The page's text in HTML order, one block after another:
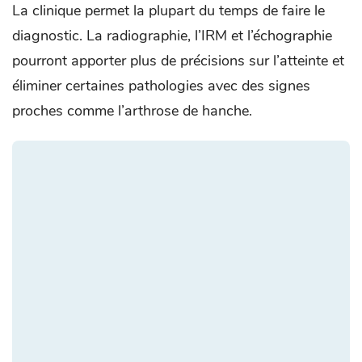
La clinique permet la plupart du temps de faire le
diagnostic. La radiographie, l’IRM et l’échographie
pourront apporter plus de précisions sur l’atteinte et
éliminer certaines pathologies avec des signes
proches comme l’arthrose de hanche.